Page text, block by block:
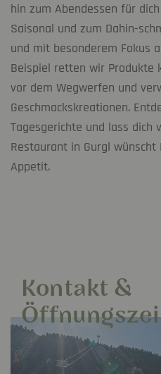
hin zum Abendessen für
Saisonal und zum Dahin-
und mit besonderem Fokus
Beispiel retten wir Produkte
vor dem Wegwerfen und
Geschmackskreationen.
Tagesgerichte und lass dich
Restaurant in Gurgl
Appetit.
Kontakt &